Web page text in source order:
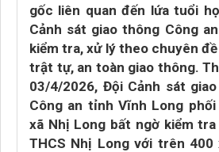
gốc liên quan đến lứa tuổi
Cảnh sát giao thông Công
kiểm tra, xử lý theo chuyên
trật tự, an toàn giao thông.
03/4/2026, Đội Cảnh sát
Công an tỉnh Vĩnh Long
xã Nhị Long bất ngờ kiểm
THCS Nhị Long với trên 400